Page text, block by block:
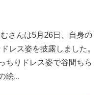
さんは5月26日、自身の
レス姿を披露しました。
ちりドレス姿で谷間ちら
絵...